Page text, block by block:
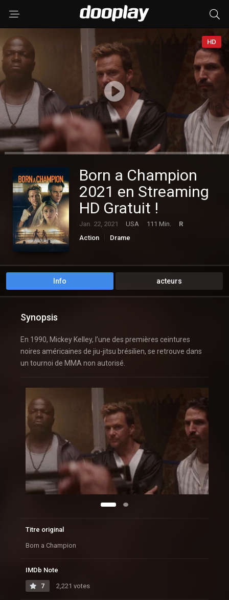
HD
Born a Champion
2021 en Streaming
HD Gratuit !
Jan. 22, 2021 USA 111 Min.
R
Action
Drame
Info acteurs
Synopsis
En 1990, Mickey Kelley, l’une des premières ceintures
noires américaines de jiu-jitsu brésilien, se retrouve dans
un tournoi de MMA non autorisé.
Titre original
Born a Champion
IMDb Note
7 2,221 votes